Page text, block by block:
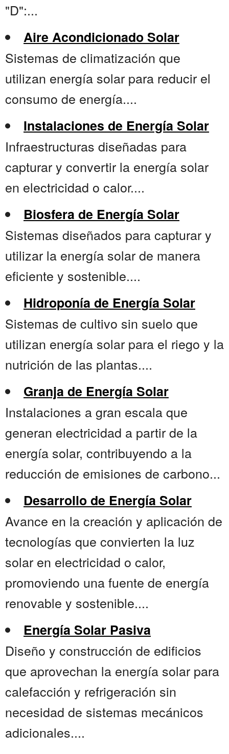
"D":...
Aire Acondicionado Solar
Sistemas de climatización que
utilizan energía solar para reducir el
consumo de energía....
Instalaciones de Energía Solar
Infraestructuras diseñadas para
capturar y convertir la energía solar
en electricidad o calor....
Biosfera de Energía Solar
Sistemas diseñados para capturar y
utilizar la energía solar de manera
eficiente y sostenible....
Hidroponía de Energía Solar
Sistemas de cultivo sin suelo que
utilizan energía solar para el riego y la
nutrición de las plantas....
Granja de Energía Solar
Instalaciones a gran escala que
generan electricidad a partir de la
energía solar, contribuyendo a la
reducción de emisiones de carbono...
Desarrollo de Energía Solar
Avance en la creación y aplicación de
tecnologías que convierten la luz
solar en electricidad o calor,
promoviendo una fuente de energía
renovable y sostenible....
Energía Solar Pasiva
Diseño y construcción de edificios
que aprovechan la energía solar para
calefacción y refrigeración sin
necesidad de sistemas mecánicos
adicionales....